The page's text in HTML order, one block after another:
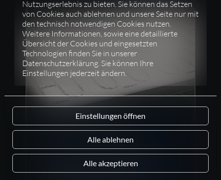
Wärmeverteilung
Moderne effektive Plattenheizkörper
oder eine Fußbodenheizung mit
angenehmer Strahlungswärme?
Nutzungserlebnis zu bieten. Sie können das Setzen
von Cookies auch ablehnen und unsere Seite nur mit
den technisch notwendigen Cookies nutzen.
Weitere Informationen, sowie eine detaillierte
Übersicht der Cookies und eingesetzten
Technologien finden Sie in unserer
Datenschutzerklärung. Sie können Ihre
Einstellungen jederzeit ändern.
Einstellungen öffnen
Alle ablehnen
Alle akzeptieren